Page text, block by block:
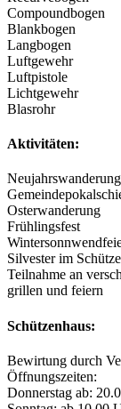
Compoundbogen
Blankbogen
Langbogen
Luftgewehr
Luftpistole
Lichtgewehr
Blasrohr
Aktivitäten:
Neujahrswanderung
Osterwanderung
Frühlingsfest
Silvester im
Teilnahme an
grillen und feiern
Schützenhaus:
Bewirtung durch
Öffnungszeiten:
Donnerstag ab: